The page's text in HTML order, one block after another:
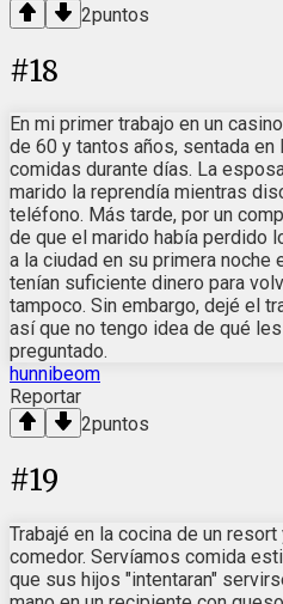
2puntos
#18
En mi primer trabajo en un
de 60 y tantos años, sentada
comidas durante días. La
marido la reprendía mientras
teléfono. Más tarde, por un
de que el marido había perdido
a la ciudad en su primera noche
tenían suficiente dinero para
tampoco. Sin embargo, dejé el
así que no tengo idea de qué
preguntado.
hunnibeom
Reportar
2puntos
#19
Trabajé en la cocina de un
comedor. Servíamos comida
que sus hijos "intentaran"